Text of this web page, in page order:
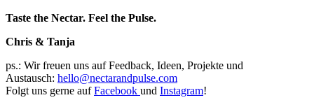
Taste the Nectar. Feel the Pulse.
Chris & Tanja
ps.: Wir freuen uns auf Feedback, Ideen, Projekte und
Austausch: hello@nectarandpulse.com
Folgt uns gerne aufFacebook und Instagram!